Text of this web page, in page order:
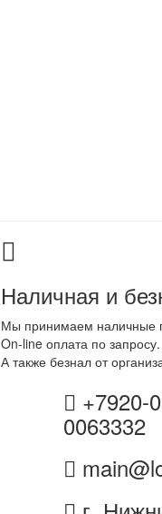
Наличная и
Мы принимаем наличные
On-line оплата по запросу.
А также безнал от
+7920-
0063332